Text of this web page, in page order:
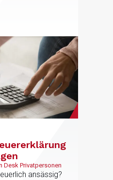
Desk Privatpersonen
ansässig?